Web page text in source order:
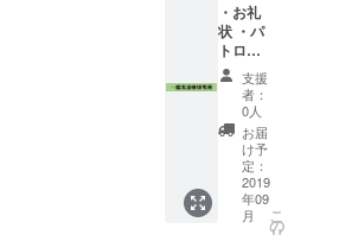
・お礼
状 ・パ
トロン
紹介
ページ
「仮」
・4,000
円割引
支援
者：
0人
お届
け予
定：
2019
年09
月
こ
の